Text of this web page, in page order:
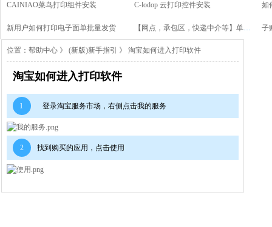
CAINIAO菜鸟打印组件安装 C-lodop 云打印控件安装 如
新用户如何打印电子面单批量发货 【网点，承包区，快递中介等】单号分享快递对账教程 子
位置： 帮助中心 》 (新版)新手指引 》 淘宝如何进入打印软件
淘宝如何进入打印软件
1 登录淘宝服务市场，右侧点击我的服务
2 找到购买的应用，点击使用